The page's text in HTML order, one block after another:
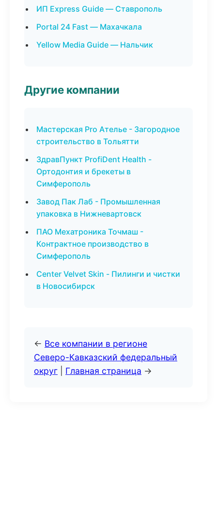
ИП Express Guide — Ставрополь
Portal 24 Fast — Махачкала
Yellow Media Guide — Нальчик
Другие компании
Мастерская Pro Ателье - Загородное
строительство в Тольятти
ЗдравПункт ProfiDent Health -
Ортодонтия и брекеты в
Симферополь
Завод Пак Лаб - Промышленная
упаковка в Нижневартовск
ПАО Мехатроника Точмаш -
Контрактное производство в
Симферополь
Center Velvet Skin - Пилинги и чистки
в Новосибирск
← Все компании в регионе
Северо-Кавказский федеральный
округ
Главная страница →